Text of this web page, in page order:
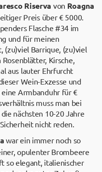
Riserva von Roagna
Preis über € 5000.
Flasche #34 im
und für meinen
(zu)viel Barrique, (zu)viel
Kirsche,
aus lauter Ehrfurcht
Wein-Exzesse und
eine Armbanduhr für €
muss man bei
nächsten 10-20 Jahre
nicht reden.
war ein immer noch so
opulenter Brombeere
so elegant, italienischer